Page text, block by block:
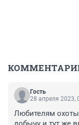
Гость
28 апреля 2023,
Любителям охоты